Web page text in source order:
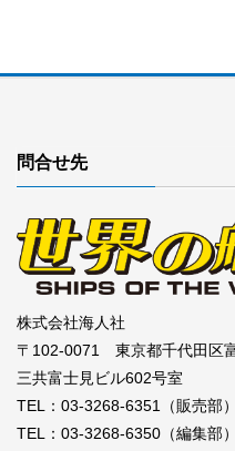
問合せ先
株式会社海人社
〒102-0071 東京都千代田区
三共富士見ビル602号室
TEL：03-3268-6351（販売部）
TEL：03-3268-6350（編集部）